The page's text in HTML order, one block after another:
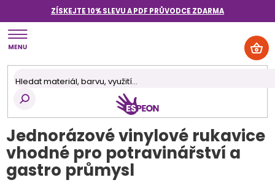
obsah
ZÍSKEJTE 10% SLEVU A PDF PRŮVODCE ZDARMA
Jednorázové vinylové rukavice
vhodné pro potravinářství a
gastro průmysl